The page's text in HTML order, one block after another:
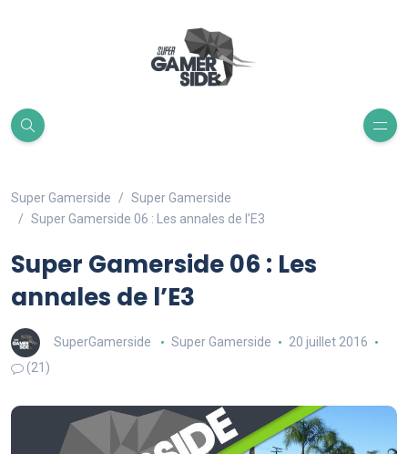
Super Gamerside
Super Gamerside
Super Gamerside 06 : Les annales de l’E3
Super Gamerside 06 : Les
annales de l’E3
SuperGamerside Super Gamerside
20 juillet 2016
(21)